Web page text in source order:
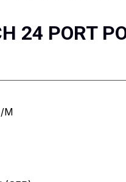
24 PORT
M